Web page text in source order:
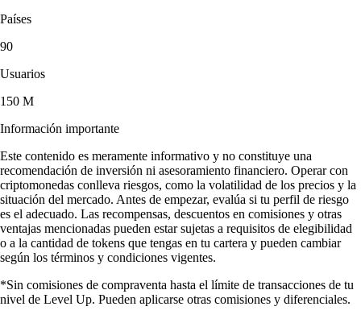
Países
90
Usuarios
150 M
Información importante
Este contenido es meramente informativo y no constituye una
recomendación de inversión ni asesoramiento financiero. Operar con
criptomonedas conlleva riesgos, como la volatilidad de los precios y la
situación del mercado. Antes de empezar, evalúa si tu perfil de riesgo
es el adecuado. Las recompensas, descuentos en comisiones y otras
ventajas mencionadas pueden estar sujetas a requisitos de elegibilidad
o a la cantidad de tokens que tengas en tu cartera y pueden cambiar
según los términos y condiciones vigentes.
*Sin comisiones de compraventa hasta el límite de transacciones de tu
nivel de Level Up. Pueden aplicarse otras comisiones y diferenciales.